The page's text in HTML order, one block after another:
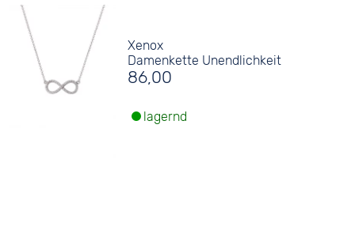
Xenox
Damenkette Unendlichkeit
86,00
lagernd